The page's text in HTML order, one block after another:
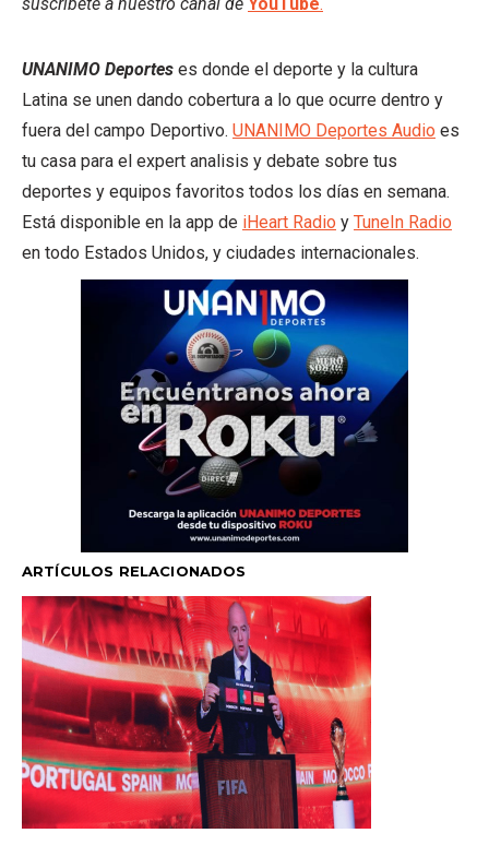
UNANIMO Deportes es donde el deporte y la cultura
Latina se unen dando cobertura a lo que ocurre dentro y
fuera del campo Deportivo. UNANIMO Deportes Audio es
tu casa para el expert analisis y debate sobre tus
deportes y equipos favoritos todos los días en semana.
Está disponible en la app de iHeart Radio y TuneIn Radio
en todo Estados Unidos, y ciudades internacionales.
ARTÍCULOS RELACIONADOS